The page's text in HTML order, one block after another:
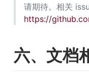
请期待。相关
https://
六、文档